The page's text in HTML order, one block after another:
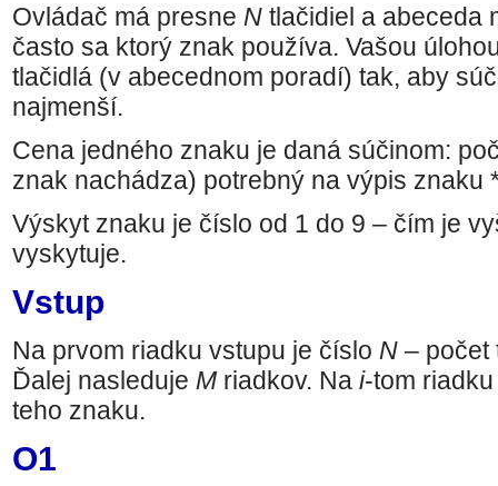
Ovládač má presne Ntlačidiel a abeceda
často sa ktorý znak používa. Vašou
tlačidlá (v abecednom poradí) tak, aby
najmenší.
Cena jedného znaku je daná súčinom:
znak nachádza) potrebný na výpis znaku
Výskyt znaku je číslo od 1 do 9 – čím je
vyskytuje.
Vstup
Na prvom riadku vstupu je číslo N– počet
Ďalej nasleduje Mriadkov. Na i-tom
teho znaku.
O1